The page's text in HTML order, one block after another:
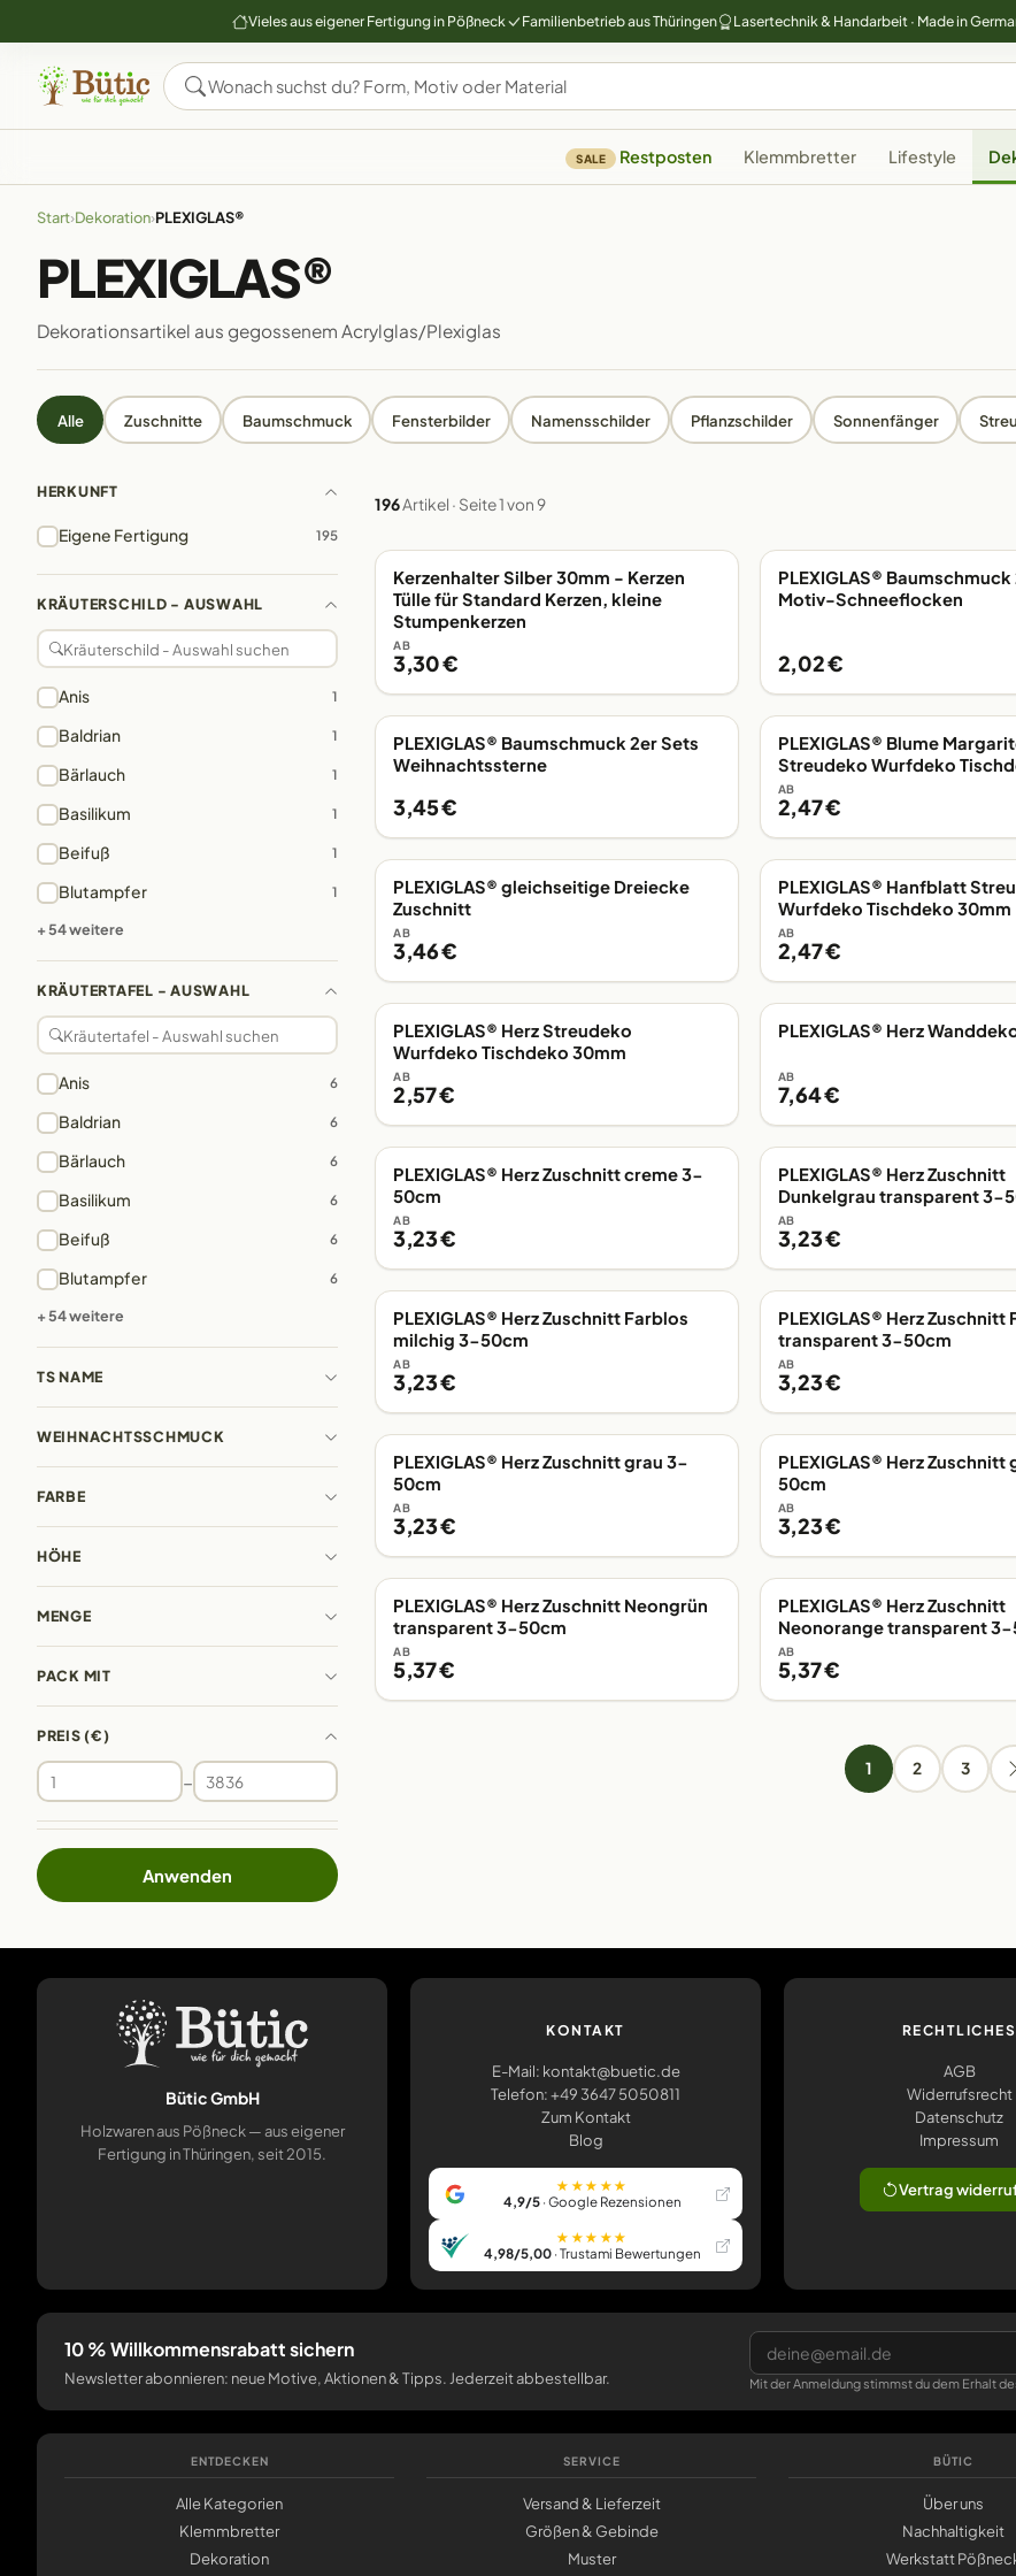
Vieles aus eigener Fertigung in Pößneck Familienbetrieb aus Thüringen Lasertechnik & Handarbeit · Made in
SALE Restposten Klemmbretter Lifestyle
Start›Dekoration›PLEXIGLAS®
PLEXIGLAS®
Dekorationsartikel aus gegossenem Acrylglas/Plexiglas
Alle Zuschnitte Baumschmuck Fensterbilder Namensschilder Pflanzschilder Sonnenfänger
HERKUNFT
Eigene Fertigung 195
KRÄUTERSCHILD - AUSWAHL
Anis 1
Baldrian 1
Bärlauch 1
Basilikum 1
Beifuß 1
Blutampfer 1
+ 54 weitere
KRÄUTERTAFEL - AUSWAHL
Anis 6
Baldrian 6
Bärlauch 6
Basilikum 6
Beifuß 6
Blutampfer 6
+ 54 weitere
TS NAME
WEIHNACHTSSCHMUCK
FARBE
HÖHE
MENGE
PACK MIT
PREIS (€)
–
Anwenden
196Artikel · Seite 1 von 9
Kerzenhalter Silber 30mm - Kerzen
Tülle für Standard Kerzen, kleine
Stumpenkerzen
AB
3,30 €
EIGENE FERTIGUNG
PLEXIGLAS® Baumschmuck
Motiv-Schneeflocken
2,02 €
EIGENE FERTIGUNG
PLEXIGLAS® Baumschmuck 2er Sets
Weihnachtssterne
3,45 €
EIGENE FERTIGUNG
PLEXIGLAS® Blume
Streudeko Wurfdeko
AB
2,47 €
EIGENE FERTIGUNG
PLEXIGLAS® gleichseitige Dreiecke
Zuschnitt
AB
3,46 €
EIGENE FERTIGUNG
PLEXIGLAS® Hanfblatt
Wurfdeko Tischdeko 30mm
AB
2,47 €
EIGENE FERTIGUNG
PLEXIGLAS® Herz Streudeko
Wurfdeko Tischdeko 30mm
AB
2,57 €
EIGENE FERTIGUNG
PLEXIGLAS® Herz
AB
7,64 €
EIGENE FERTIGUNG
PLEXIGLAS® Herz Zuschnitt creme 3-
50cm
AB
3,23 €
EIGENE FERTIGUNG
PLEXIGLAS® Herz Zuschnitt
Dunkelgrau transparent 3-
AB
3,23 €
EIGENE FERTIGUNG
PLEXIGLAS® Herz Zuschnitt Farblos
milchig 3-50cm
AB
3,23 €
EIGENE FERTIGUNG
PLEXIGLAS® Herz Zuschnitt
transparent 3-50cm
AB
3,23 €
EIGENE FERTIGUNG
PLEXIGLAS® Herz Zuschnitt grau 3-
50cm
AB
3,23 €
EIGENE FERTIGUNG
PLEXIGLAS® Herz Zuschnitt
50cm
AB
3,23 €
EIGENE FERTIGUNG
PLEXIGLAS® Herz Zuschnitt Neongrün
transparent 3-50cm
AB
5,37 €
EIGENE FERTIGUNG
PLEXIGLAS® Herz Zuschnitt
Neonorange transparent
AB
5,37 €
1 2 3
Bütic GmbH
Holzwaren aus Pößneck — aus eigener
Fertigung in Thüringen, seit 2015.
KONTAKT
E-Mail: kontakt@buetic.de
Telefon: +49 3647 5050811
Zum Kontakt
Blog
★★★★★
4,9/5 · Google Rezensionen
★★★★★
4,98/5,00 · Trustami Bewertungen
RECHTLICHES
AGB
Widerrufsrecht
Datenschutz
Impressum
Vertrag
10 % Willkommensrabatt sichern
Newsletter abonnieren: neue Motive, Aktionen & Tipps. Jederzeit abbestellbar. Mit der Anmeldung stimmst du dem Erhalt
ENTDECKEN
Alle Kategorien
Klemmbretter
Dekoration
SERVICE
Versand & Lieferzeit
Größen & Gebinde
Muster
BÜTIC
Über uns
Nachhaltigkeit
Werkstatt